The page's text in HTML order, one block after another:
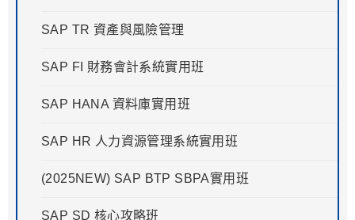
SAP TR 資產與風險管理
SAP FI 財務會計系統實用班
SAP HANA 資料庫實用班
SAP HR 人力資源管理系統實用班
(2025NEW) SAP BTP SBPA實用班
SAP SD 核心攻略班